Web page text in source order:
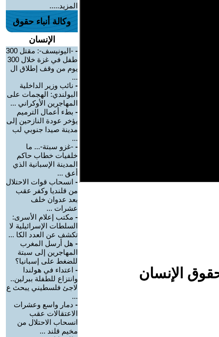
الإنسان
المزيد.....
وكالة أنباء حقوق
الإنسان
-
-اليونيسف-: مقتل 300
طفل في غزة خلال 300
يوم من وقف إطلاق ال
...
- نائب وزير الداخلية
البولندي: الهجمات على
المهاجرين الأوكراني ...
- بطء أعمال الترميم
يؤخر عودة النازحين إلى
مدينة صيدا جنوبي لب
...
- -غزو سبتة-... ما
خلفيات خطاب حاكم
المدينة الإسبانية الذي
أعق ...
- انسحاب قوات الاحتلال
من قلنديا وكفر عقب
بعد عدوان خلف
عشرات ...
- مكتب إعلام الأسرى:
السلطات الإسرائيلية لا
تكشف عن العدد الكا ...
- هل أرسل المغرب
المهاجرين إلى سبتة
للضغط على إسبانيا؟
- اعتداء في هولندا
وانتزاع للطفلة ببرلين..
لاجئ فلسطيني يبحث ع
...
- دمار واسع وعشرات
الاعتقالات عقب
انسحاب الاحتلال من
مخيم قلند ...